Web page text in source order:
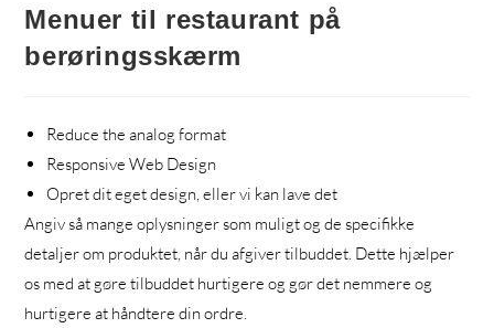
Menuer til restaurant på
berøringsskærm
Reduce the analog format
Responsive Web Design
Opret dit eget design, eller vi kan lave det
Angiv så mange oplysninger som muligt og de specifikke
detaljer om produktet, når du afgiver tilbuddet. Dette hjælper
os med at gøre tilbuddet hurtigere og gør det nemmere og
hurtigere at håndtere din ordre.